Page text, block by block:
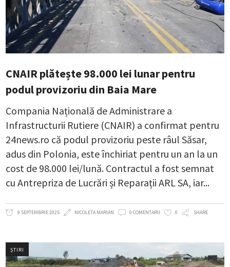
CNAIR plătește 98.000 lei lunar pentru
podul provizoriu din Baia Mare
Compania Națională de Administrare a
Infrastructurii Rutiere (CNAIR) a confirmat pentru
24news.ro că podul provizoriu peste râul Săsar,
adus din Polonia, este închiriat pentru un an la un
cost de 98.000 lei/lună. Contractul a fost semnat
cu Antrepriza de Lucrări și Reparații ARL SA, iar
9 SEPTEMBRIE 2025 NICOLETA MARIAN 0 COMENTARII 0 SHARE
ȘTIRI